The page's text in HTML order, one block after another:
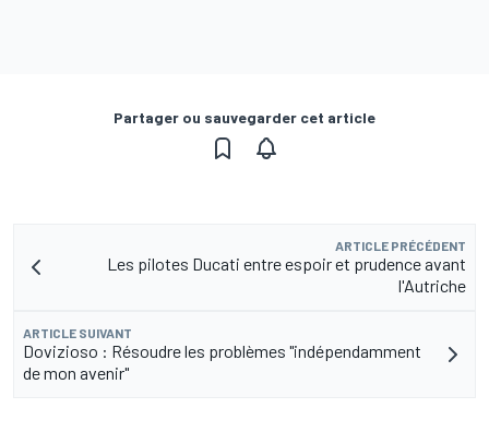
Partager ou sauvegarder cet article
ARTICLE PRÉCÉDENT
Les pilotes Ducati entre espoir et prudence avant
l'Autriche
ARTICLE SUIVANT
Dovizioso : Résoudre les problèmes "indépendamment
de mon avenir"